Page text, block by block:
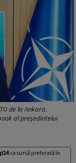
de la Ankara.
al președintelui
ca sursă preferată în